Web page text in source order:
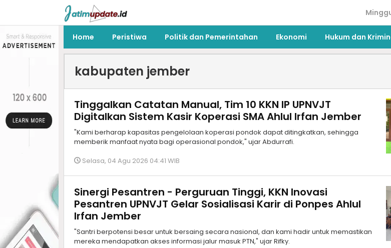
Home Peristiwa Politik dan Pemerintahan Ekonomi Hukum dan
kabupaten jember
Tinggalkan Catatan Manual, Tim 10 KKN IP UPNVJT
Digitalkan Sistem Kasir Koperasi SMA Ahlul Irfan Jember
"Kami berharap kapasitas pengelolaan koperasi pondok dapat ditingkatkan, sehingga
memberik manfaat nyata bagi operasional pondok," ujar Abdurrafi.
Selasa, 04 Agu 2026 04:41 WIB
Sinergi Pesantren - Perguruan Tinggi, KKN Inovasi
Pesantren UPNVJT Gelar Sosialisasi Karir di Ponpes Ahlul
Irfan Jember
"Santri berpotensi besar untuk bersaing secara nasional, dan kami hadir untuk memastikan
mereka mendapatkan akses informasi jalur masuk PTN," ujar Rifky.